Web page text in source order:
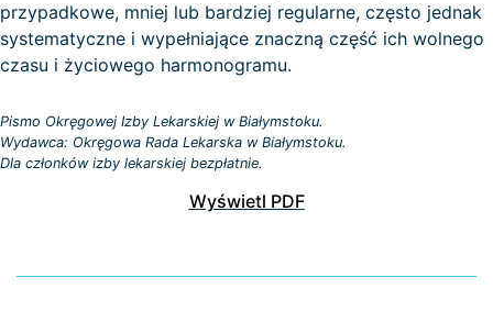
przypadkowe, mniej lub bardziej regularne, często jednak
systematyczne i wypełniające znaczną część ich wolnego
czasu i życiowego harmonogramu.
Pismo Okręgowej Izby Lekarskiej w Białymstoku.
Wydawca: Okręgowa Rada Lekarska w Białymstoku.
Dla członków izby lekarskiej bezpłatnie.
Wyświetl PDF